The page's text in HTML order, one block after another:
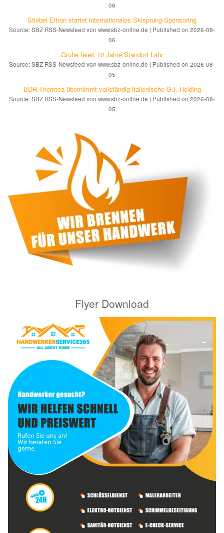
06
Stiebel Eltron startet internatio­nales Ski­sprung-Spon­soring
Source: SBZ RSS-Newsfeed von www.sbz-online.de
Published on 2026-08-
06
Grohe feiert 70 Jahre Standort Lahr
Source: SBZ RSS-Newsfeed von www.sbz-online.de
Published on 2026-08-
05
BDR Thermea übernimmt vollständig italienische G.I. Holding
Source: SBZ RSS-Newsfeed von www.sbz-online.de
Published on 2026-08-
05
Flyer Download